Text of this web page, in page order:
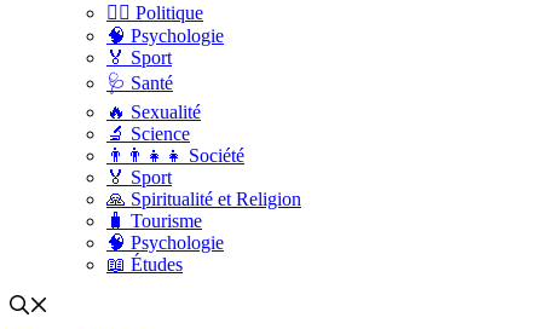
👨‍⚖️ Politique
🧠 Psychologie
🏅 Sport
🩺 Santé
🔥 Sexualité
🔬 Science
👨‍👨‍👧‍👧 Société
🏅 Sport
🙏 Spiritualité et Religion
🧳 Tourisme
🧠 Psychologie
📖 Études